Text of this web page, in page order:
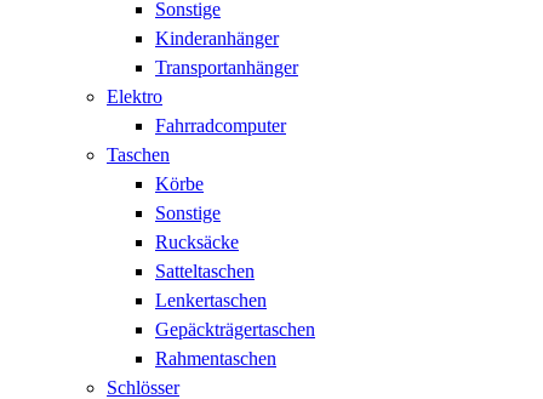
Sonstige
Kinderanhänger
Transportanhänger
Elektro
Fahrradcomputer
Taschen
Körbe
Sonstige
Rucksäcke
Satteltaschen
Lenkertaschen
Gepäckträgertaschen
Rahmentaschen
Schlösser